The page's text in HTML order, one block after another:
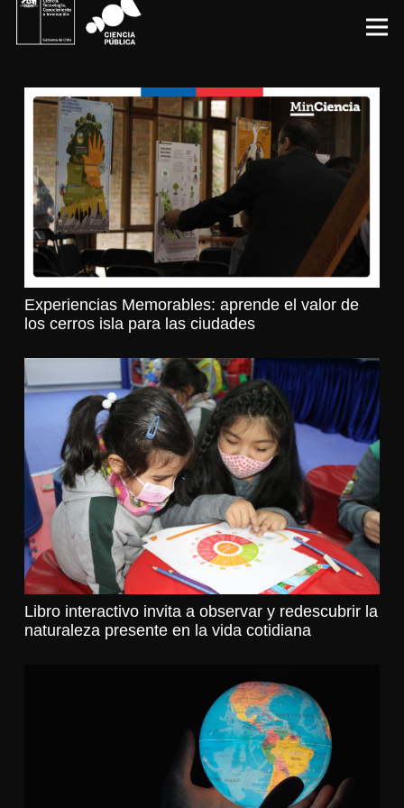
Experiencias Memorables: aprende el valor de
los cerros isla para las ciudades
Libro interactivo invita a observar y redescubrir la
naturaleza presente en la vida cotidiana